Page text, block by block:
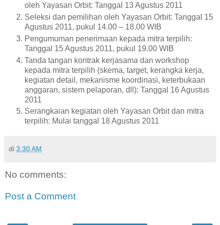
oleh Yayasan Orbit: Tanggal 13 Agustus 2011
Seleksi dan pemilihan oleh Yayasan Orbit: Tanggal 15
Agustus 2011, pukul 14.00 – 18.00 WIB
Pengumuman penerimaan kepada mitra terpilih:
Tanggal 15 Agustus 2011, pukul 19.00 WIB
Tanda tangan kontrak kerjasama dan workshop
kepada mitra terpilih (skema, target, kerangka kerja,
kegiatan detail, mekanisme koordinasi, keterbukaan
anggaran, sistem pelaporan, dll): Tanggal 16 Agustus
2011
Serangkaian kegiatan oleh Yayasan Orbit dan mitra
terpilih: Mulai tanggal 18 Agustus 2011
di 3:30 AM
No comments:
Post a Comment